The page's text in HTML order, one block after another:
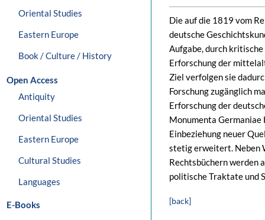
Oriental Studies
Eastern Europe
Book / Culture / History
Open Access
Antiquity
Oriental Studies
Eastern Europe
Cultural Studies
Languages
E-Books
Die auf die 1819 vom
deutsche
Aufgabe, durch
Erforschung der
Ziel verfolgen sie
Forschung zugänglich
Erforschung der
Monumenta Germaniae
Einbeziehung neuer
stetig erweitert. Neben
Rechtsbüchern werden
politische Traktate und
[back]